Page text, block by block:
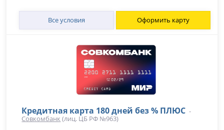
Все условия Оформить карту
Кредитная карта 180 дней без % ПЛЮС -
Совкомбанк (лиц. ЦБ РФ №963)